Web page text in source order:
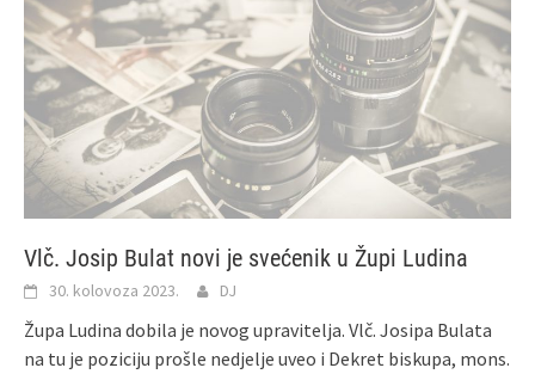
Vlč. Josip Bulat novi je svećenik u Župi Ludina
30. kolovoza 2023. DJ
Župa Ludina dobila je novog upravitelja. Vlč. Josipa Bulata
na tu je poziciju prošle nedjelje uveo i Dekret biskupa, mons.